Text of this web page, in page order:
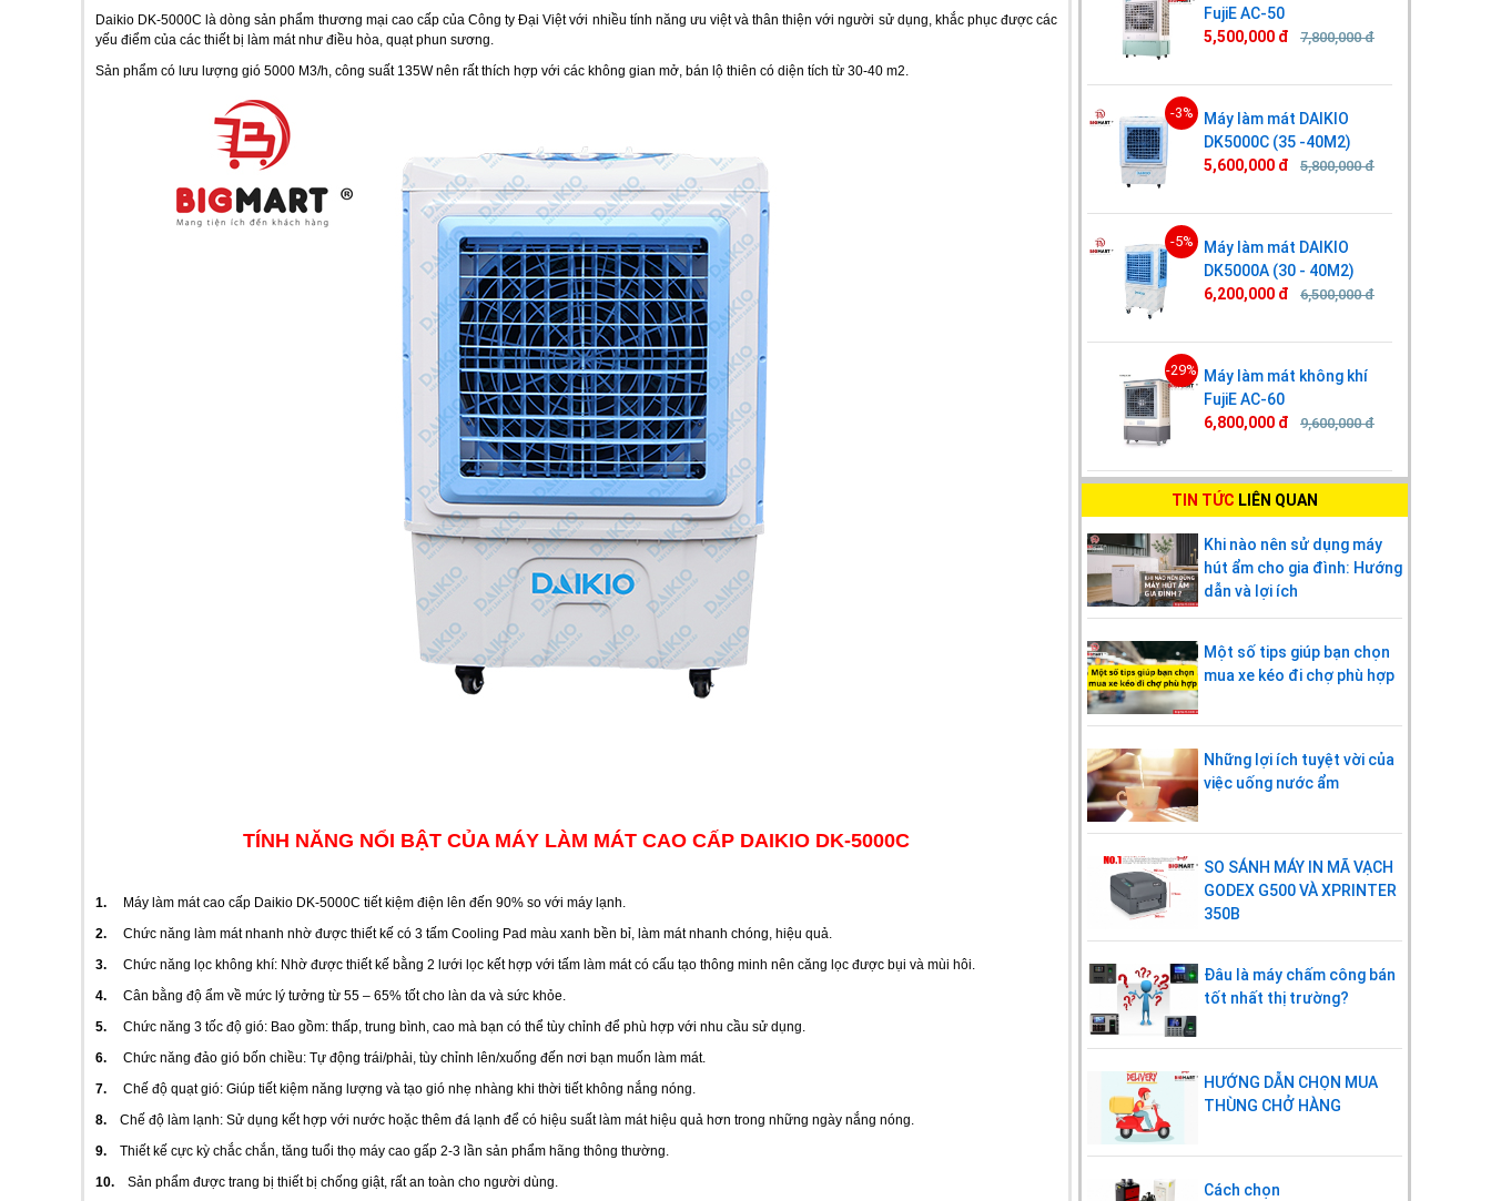
Daikio DK-5000C là dòng sản phẩm thương mại cao cấp của Công ty Đại Việt với nhiều tính năng ưu việt và thân thiện với người sử dụng, khắc phục được các
yếu điểm của các thiết bị làm mát như điều hòa, quạt phun sương.
Sản phẩm có lưu lượng gió 5000 M3/h, công suất 135W nên rất thích hợp với các không gian mở, bán lộ thiên có diện tích từ 30-40 m2.
TÍNH NĂNG NỔI BẬT CỦA MÁY LÀM MÁT CAO CẤP DAIKIO DK-5000C
1.
Máy làm mát cao cấp Daikio DK-5000C tiết kiệm điện lên đến 90% so với máy lạnh.
2.
Chức năng làm mát nhanh nhờ được thiết kế có 3 tấm Cooling Pad màu xanh bền bỉ, làm mát nhanh chóng, hiệu quả.
3.
Chức năng lọc không khí: Nhờ được thiết kế bằng 2 lưới lọc kết hợp với tấm làm mát có cấu tạo thông minh nên căng lọc được bụi và mùi hôi.
4.
Cân bằng độ ẩm về mức lý tưởng từ 55 – 65% tốt cho làn da và sức khỏe.
5.
Chức năng 3 tốc độ gió: Bao gồm: thấp, trung bình, cao mà bạn có thể tùy chỉnh để phù hợp với nhu cầu sử dụng.
6.
Chức năng đảo gió bốn chiều: Tự động trái/phải, tùy chỉnh lên/xuống đến nơi bạn muốn làm mát.
7. Chế độ quạt gió: Giúp tiết kiệm năng lượng và tạo gió nhẹ nhàng khi thời tiết không nắng nóng.
8. Chế độ làm lạnh: Sử dụng kết hợp với nước hoặc thêm đá lạnh để có hiệu suất làm mát hiệu quả hơn trong những ngày nắng nóng.
9.
Thiết kế cực kỳ chắc chắn, tăng tuổi thọ máy cao gấp 2-3 lần sản phẩm hãng thông thường.
10. Sản phẩm được trang bị thiết bị chống giật, rất an toàn cho người dùng.
FujiE AC-50
5,500,000 đ
7,800,000 đ
-3%
Máy làm mát DAIKIO
DK5000C (35 -40M2)
5,600,000 đ
5,800,000 đ
-5%
Máy làm mát DAIKIO
DK5000A (30 - 40M2)
6,200,000 đ
6,500,000 đ
-29% Máy làm mát không khí
FujiE AC-60
6,800,000 đ
9,600,000 đ
TIN TỨC LIÊN QUAN
Khi nào nên sử dụng máy
hút ẩm cho gia đình: Hướng
dẫn và lợi ích
Một số tips giúp bạn chọn
mua xe kéo đi chợ phù hợp
Những lợi ích tuyệt vời của
việc uống nước ẩm
SO SÁNH MÁY IN MÃ VẠCH
GODEX G500 VÀ XPRINTER
350B
Đâu là máy chấm công bán
tốt nhất thị trường?
HƯỚNG DẪN CHỌN MUA
THÙNG CHỞ HÀNG
Cách chọn